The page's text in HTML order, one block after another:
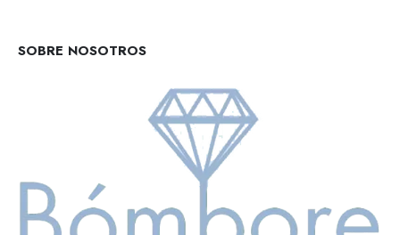
SOBRE NOSOTROS